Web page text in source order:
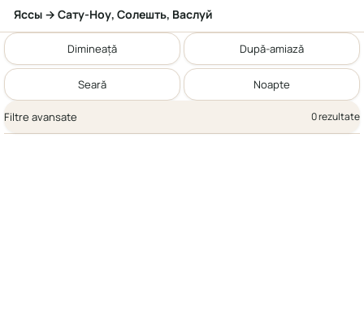
Яссы → Сату-Ноу, Солешть, Васлуй
Dimineață După-amiază
Seară Noapte
Filtre avansate 0 rezultate